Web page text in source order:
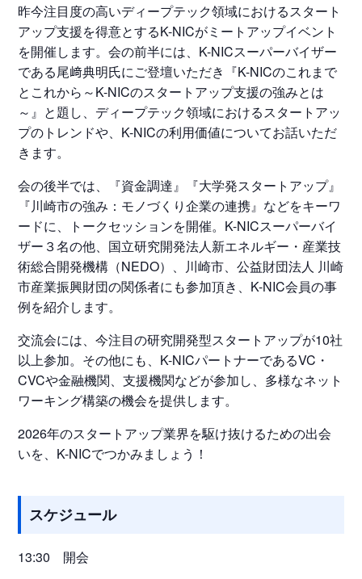
昨今注目度の高いディープテック領域におけるスタート
アップ支援を得意とするK-NICがミートアップイベント
を開催します。会の前半には、K-NICスーパーバイザー
である尾﨑典明氏にご登壇いただき『K-NICのこれまで
とこれから～K-NICのスタートアップ支援の強みとは
～』と題し、ディープテック領域におけるスタートアッ
プのトレンドや、K-NICの利用価値についてお話いただ
きます。
会の後半では、『資金調達』『大学発スタートアップ』
『川崎市の強み：モノづくり企業の連携』などをキーワ
ードに、トークセッションを開催。K-NICスーパーバイ
ザー３名の他、国立研究開発法人新エネルギー・産業技
術総合開発機構（NEDO）、川崎市、公益財団法人 川崎
市産業振興財団の関係者にも参加頂き、K-NIC会員の事
例を紹介します。
交流会には、今注目の研究開発型スタートアップが10社
以上参加。その他にも、K-NICパートナーであるVC・
CVCや金融機関、支援機関などが参加し、多様なネット
ワーキング構築の機会を提供します。
2026年のスタートアップ業界を駆け抜けるための出会
いを、K-NICでつかみましょう！
スケジュール
13:30 開会